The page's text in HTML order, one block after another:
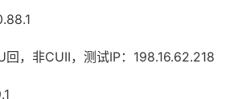
，非CUII，测试IP：198.16.62.218